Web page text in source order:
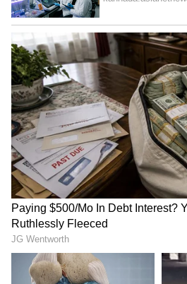
ಗ್ಲಾಂಜಾದೊಂದಿಗೆ, ಗ್ರಾಹಕರ
ಸುಧಾರಿಸುವ ಮೂಲಕ ಮತ್ತು
ಖಚಿತಪಡಿಸಿಕೊಳ್ಳುವ ಮೂಲಕ
ತೃಪ್ತಿಯ ನಂತರ ಅತ್ಯುತ್ತಮ
ಅತ್ಯುತ್ತಮ ಕೈಗೆಟುಕುವ ದರವನ್ನು
ಹರಿಸುವುದನ್ನು
ಹೇಳಿದ್ದಾರೆ.